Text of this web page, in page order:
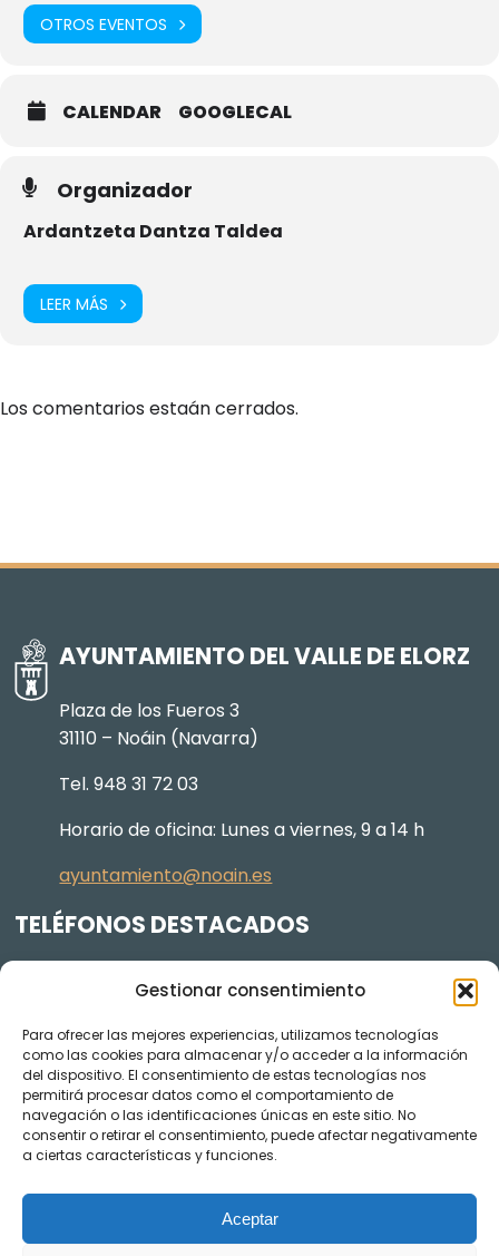
Gestionar consentimiento
Para ofrecer las mejores experiencias, utilizamos tecnologías
como las cookies para almacenar y/o acceder a la información
del dispositivo. El consentimiento de estas tecnologías nos
permitirá procesar datos como el comportamiento de
navegación o las identificaciones únicas en este sitio. No
consentir o retirar el consentimiento, puede afectar negativamente
a ciertas características y funciones.
Aceptar
OTROS EVENTOS
CALENDAR GOOGLECAL
Organizador
Ardantzeta Dantza Taldea
LEER MÁS
Los comentarios estaán cerrados.
AYUNTAMIENTO DEL VALLE DE ELORZ
Plaza de los Fueros 3
31110 – Noáin (Navarra)
Tel. 948 31 72 03
Horario de oficina: Lunes a viernes, 9 a 14 h
ayuntamiento@noain.es
TELÉFONOS DESTACADOS
605 834 045
948 368 156
Jardinería y Agenda Local 2030
948 074 848
TRANSPARENCIA
Videos de los plenos en YouTube